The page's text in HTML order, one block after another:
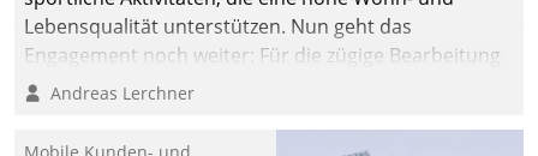
Lebensqualität unterstützen. Nun geht das
Engagement noch weiter: Für die zügige Bearbeitung
von Beschwerden – oder Lob – richtet das
und Beschwerde-Management einen eigenen Kanal
Andreas Lerchner
Mobile Kunden- und